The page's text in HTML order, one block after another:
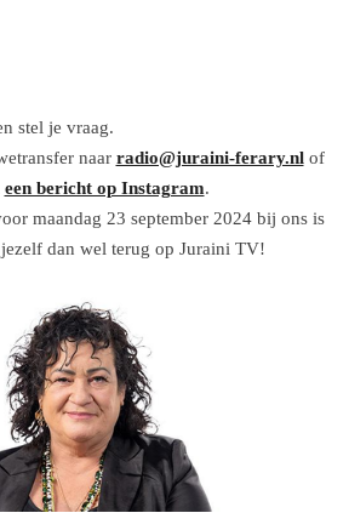
stel je vraag.
naar radio@juraini-ferary.nlof
een bericht op Instagram.
maandag 23 september 2024 bij ons is
dan wel terug op Juraini TV!